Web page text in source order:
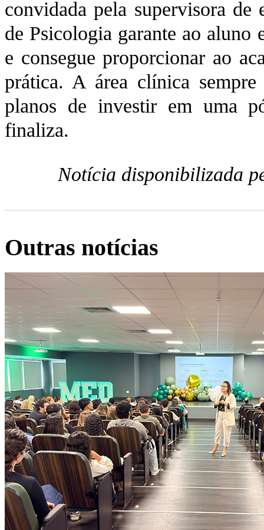
convidada pela supervisora
de Psicologia garante ao aluno
e consegue proporcionar ao
prática. A área clínica sempre
planos de investir em uma
finaliza.
Notícia disponibilizada
Outras notícias